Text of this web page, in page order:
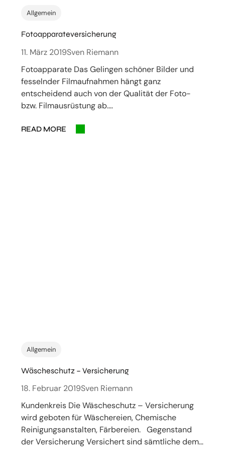
Allgemein
Fotoapparateversicherung
11. März 2019Sven Riemann
Fotoapparate Das Gelingen schöner Bilder und
fesselnder Filmaufnahmen hängt ganz
entscheidend auch von der Qualität der Foto-
bzw. Filmausrüstung ab.…
READ MORE
Allgemein
Wäscheschutz – Versicherung
18. Februar 2019Sven Riemann
Kundenkreis Die Wäscheschutz – Versicherung
wird geboten für Wäschereien, Chemische
Reinigungsanstalten, Färbereien. Gegenstand
der Versicherung Versichert sind sämtliche dem…